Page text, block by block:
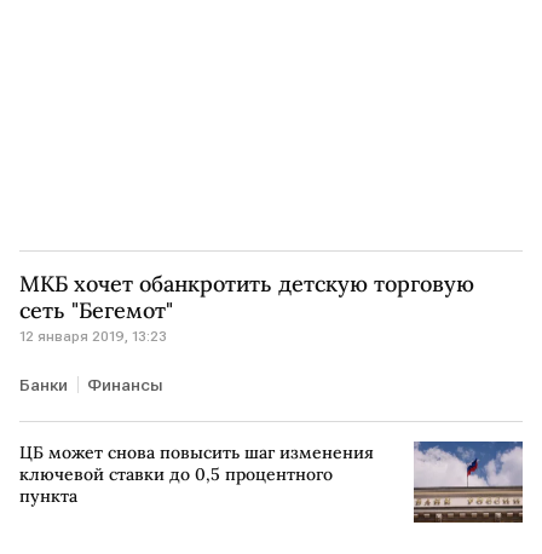
МКБ хочет обанкротить детскую торговую
сеть "Бегемот"
12 января 2019, 13:23
Банки Финансы
ЦБ может снова повысить шаг изменения
ключевой ставки до 0,5 процентного
пункта